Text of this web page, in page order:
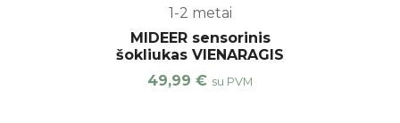
1-2 metai
MIDEER sensorinis
šokliukas VIENARAGIS
49,99 € su PVM